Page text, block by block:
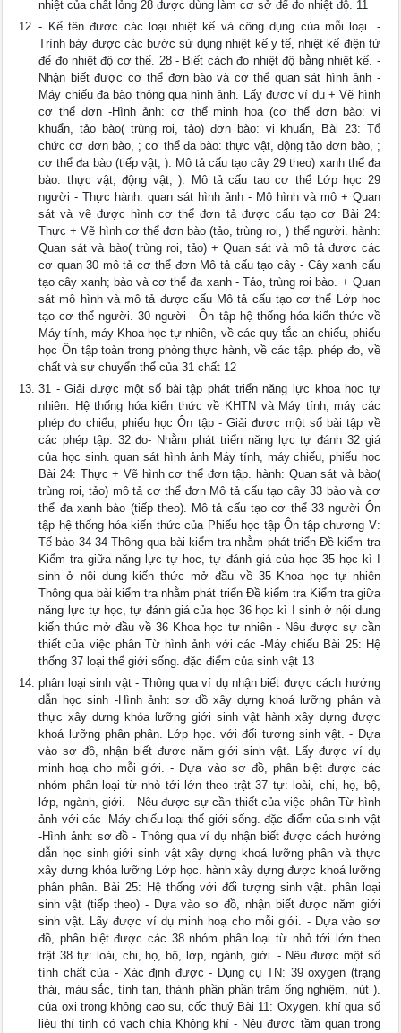
nhiệt của chất lỏng 28 được dùng làm cơ sở để đo nhiệt độ. 11
- Kể tên được các loại nhiệt kế và công dụng của mỗi loại. -
Trình bày được các bước sử dụng nhiệt kế y tế, nhiệt kế điện tử
để đo nhiệt độ cơ thể. 28 - Biết cách đo nhiệt độ bằng nhiệt kế. -
Nhận biết được cơ thể đơn bào và cơ thể quan sát hình ảnh -
Máy chiếu đa bào thông qua hình ảnh. Lấy được ví dụ + Vẽ hình
cơ thể đơn -Hình ảnh: cơ thể minh hoạ (cơ thể đơn bào: vi
khuẩn, tảo bào( trùng roi, tảo) đơn bào: vi khuẩn, Bài 23: Tổ
chức cơ đơn bào, ; cơ thể đa bào: thực vật, động tảo đơn bào, ;
cơ thể đa bào (tiếp vật, ). Mô tả cấu tạo cây 29 theo) xanh thể đa
bào: thực vật, động vật, ). Mô tả cấu tạo cơ thể Lớp học 29
người - Thực hành: quan sát hình ảnh - Mô hình và mô + Quan
sát và vẽ được hình cơ thể đơn tả được cấu tạo cơ Bài 24:
Thực + Vẽ hình cơ thể đơn bào (tảo, trùng roi, ) thể người. hành:
Quan sát và bào( trùng roi, tảo) + Quan sát và mô tả được các
cơ quan 30 mô tả cơ thể đơn Mô tả cấu tạo cây - Cây xanh cấu
tạo cây xanh; bào và cơ thể đa xanh - Tảo, trùng roi bào. + Quan
sát mô hình và mô tả được cấu Mô tả cấu tạo cơ thể Lớp học
tạo cơ thể người. 30 người - Ôn tập hệ thống hóa kiến thức về
Máy tính, máy Khoa học tự nhiên, về các quy tắc an chiếu, phiếu
học Ôn tập toàn trong phòng thực hành, về các tập. phép đo, về
chất và sự chuyển thể của 31 chất 12
31 - Giải được một số bài tập phát triển năng lực khoa học tự
nhiên. Hệ thống hóa kiến thức về KHTN và Máy tính, máy các
phép đo chiếu, phiếu học Ôn tập - Giải được một số bài tập về
các phép tập. 32 đo- Nhằm phát triển năng lực tự đánh 32 giá
của học sinh. quan sát hình ảnh Máy tính, máy chiếu, phiếu học
Bài 24: Thực + Vẽ hình cơ thể đơn tập. hành: Quan sát và bào(
trùng roi, tảo) mô tả cơ thể đơn Mô tả cấu tạo cây 33 bào và cơ
thể đa xanh bào (tiếp theo). Mô tả cấu tạo cơ thể 33 người Ôn
tập hệ thống hóa kiến thức của Phiếu học tập Ôn tập chương V:
Tế bào 34 34 Thông qua bài kiểm tra nhằm phát triển Đề kiểm tra
Kiểm tra giữa năng lực tự học, tự đánh giá của học 35 học kì I
sinh ở nội dung kiến thức mở đầu về 35 Khoa học tự nhiên
Thông qua bài kiểm tra nhằm phát triển Đề kiểm tra Kiểm tra giữa
năng lực tự học, tự đánh giá của học 36 học kì I sinh ở nội dung
kiến thức mở đầu về 36 Khoa học tự nhiên - Nêu được sự cần
thiết của việc phân Từ hình ảnh với các -Máy chiếu Bài 25: Hệ
thống 37 loại thế giới sống. đặc điểm của sinh vật 13
phân loại sinh vật - Thông qua ví dụ nhận biết được cách hướng
dẫn học sinh -Hình ảnh: sơ đồ xây dựng khoá lưỡng phân và
thực xây dưng khóa lưỡng giới sinh vật hành xây dựng được
khoá lưỡng phân phân. Lớp học. với đối tượng sinh vật. - Dựa
vào sơ đồ, nhận biết được năm giới sinh vật. Lấy được ví dụ
minh hoạ cho mỗi giới. - Dựa vào sơ đồ, phân biệt được các
nhóm phân loại từ nhỏ tới lớn theo trật 37 tự: loài, chi, họ, bộ,
lớp, ngành, giới. - Nêu được sự cần thiết của việc phân Từ hình
ảnh với các -Máy chiếu loại thế giới sống. đặc điểm của sinh vật
-Hình ảnh: sơ đồ - Thông qua ví dụ nhận biết được cách hướng
dẫn học sinh giới sinh vật xây dựng khoá lưỡng phân và thực
xây dưng khóa lưỡng Lớp học. hành xây dựng được khoá lưỡng
phân phân. Bài 25: Hệ thống với đối tượng sinh vật. phân loại
sinh vật (tiếp theo) - Dựa vào sơ đồ, nhận biết được năm giới
sinh vật. Lấy được ví dụ minh hoạ cho mỗi giới. - Dựa vào sơ
đồ, phân biệt được các 38 nhóm phân loại từ nhỏ tới lớn theo
trật 38 tự: loài, chi, họ, bộ, lớp, ngành, giới. - Nêu được một số
tính chất của - Xác định được - Dụng cụ TN: 39 oxygen (trạng
thái, màu sắc, tính tan, thành phần phần trăm ống nghiệm, nút ).
của oxi trong không cao su, cốc thuỷ Bài 11: Oxygen. khí qua số
liệu thí tinh có vạch chia Không khí - Nêu được tầm quan trọng